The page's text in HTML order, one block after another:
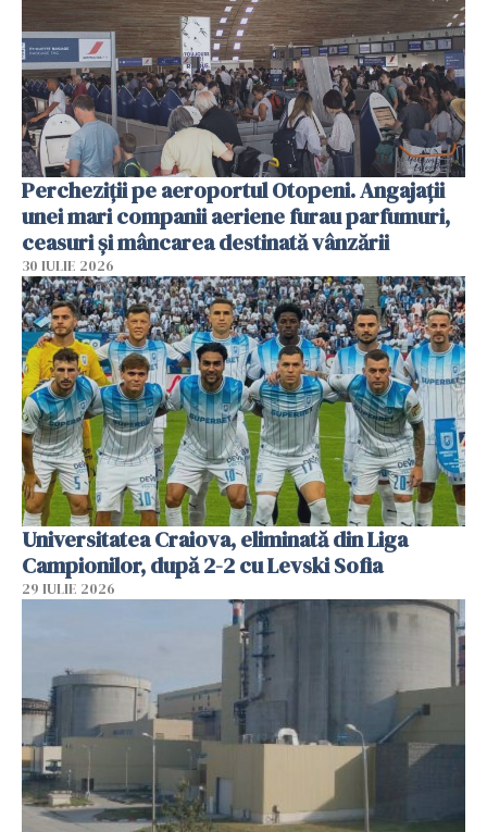
Percheziții pe aeroportul Otopeni. Angajații
unei mari companii aeriene furau parfumuri,
ceasuri și mâncarea destinată vânzării
30 IULIE 2026
Universitatea Craiova, eliminată din Liga
Campionilor, după 2-2 cu Levski Sofia
29 IULIE 2026